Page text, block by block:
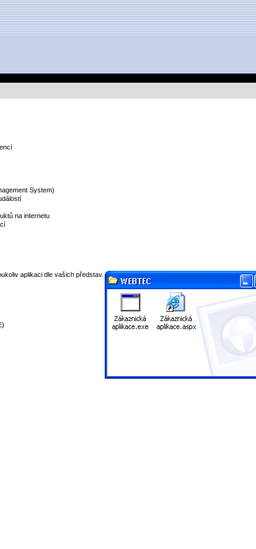
System)
na internetu
aplikaci dle vašich představ.